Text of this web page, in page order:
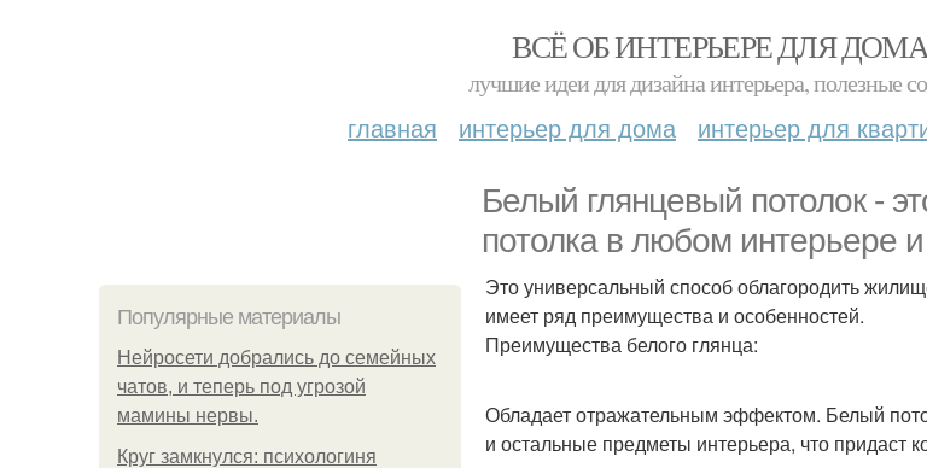
ВСЁ ОБ ИНТЕРЬЕРЕ ДЛЯ
лучшие идеи для дизайна интерьера, полезные
главная интерьер для дома интерьер для
Белый глянцевый потолок -
потолка в любом интерьере
Популярные материалы
Нейросети добрались до семейных
чатов, и теперь под угрозой
мамины нервы.
Круг замкнулся: психологиня
Это универсальный способ облагородить
имеет ряд преимущества и особенностей.
Преимущества белого глянца:
Обладает отражательным эффектом. Белый
и остальные предметы интерьера, что придаст